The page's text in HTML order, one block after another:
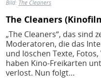
Bild: The Cleaners
The Cleaners
„The Cleaners“, das sind
Moderatoren, die das
und löschen Texte,
haben Kino-Freikarten
verlost. Nun folgt…